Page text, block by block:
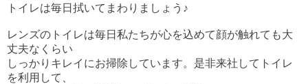
トイレは毎日拭いてまわりましょう♪
レンズのトイレは毎日私たちが心を込めて顔が触れても大
丈夫なくらい
しっかりキレイにお掃除しています。是非来社してトイレ
を利用して、